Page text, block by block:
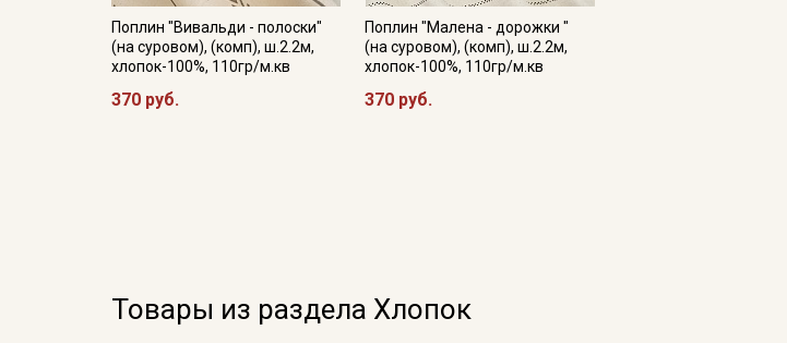
Поплин "Вивальди - полоски"
(на суровом), (комп), ш.2.2м,
хлопок-100%, 110гр/м.кв
370 руб.
Поплин "Малена - дорожки "
(на суровом), (комп), ш.2.2м,
хлопок-100%, 110гр/м.кв
370 руб.
Товары из раздела Хлопок